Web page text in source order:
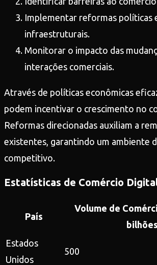
Implementar reformas políticas
infraestruturais.
Monitorar o impacto das
interações comerciais.
Através de políticas econômicas
podem incentivar o crescimento no
Reformas direcionadas auxiliam a
existentes, garantindo um ambiente
competitivo.
Estatísticas de Comércio
País
Volume de
Estados
Unidos
500